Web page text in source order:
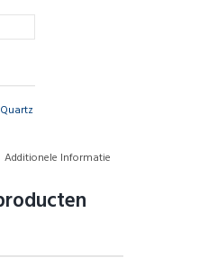
Quartz
Additionele Informatie